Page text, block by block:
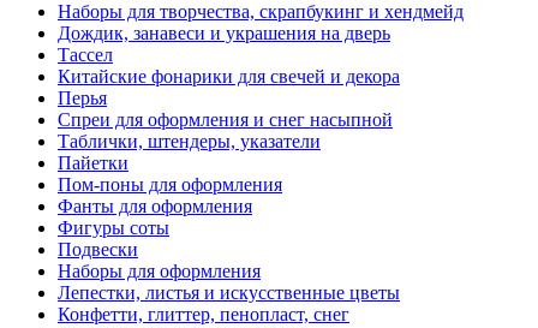
Наборы для творчества, скрапбукинг и хендмейд
Дождик, занавеси и украшения на дверь
Тассел
Китайские фонарики для свечей и декора
Перья
Спреи для оформления и снег насыпной
Таблички, штендеры, указатели
Пайетки
Пом-поны для оформления
Фанты для оформления
Фигуры соты
Подвески
Наборы для оформления
Лепестки, листья и искусственные цветы
Конфетти, глиттер, пенопласт, снег